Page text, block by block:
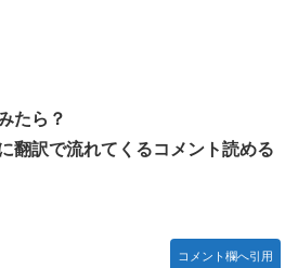
たら？
翻訳で流れてくるコメント読める
コメント欄へ引用